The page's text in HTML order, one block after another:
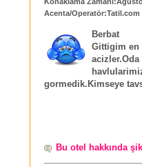
Acenta/Operatör:Tatil.com
Berbat
Gittigim en
gormedik.Kimseye
Bu otel hakkında